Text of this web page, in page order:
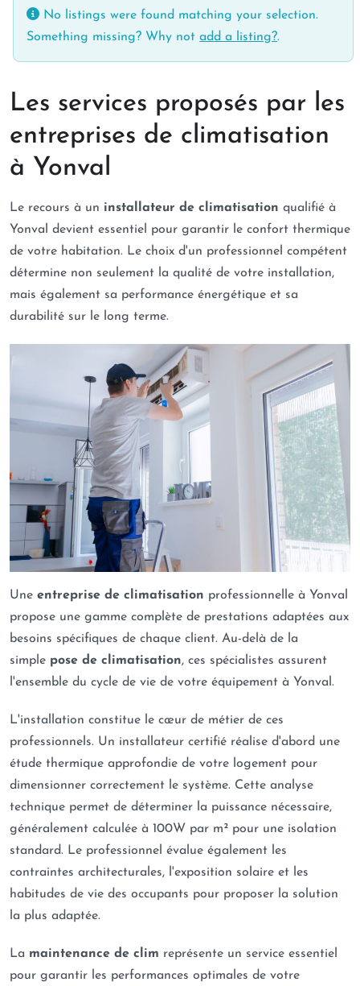
No listings were found matching your selection.
Something missing? Why not add a listing?.
Les services proposés par les
entreprises de climatisation
à Yonval
Le recours à un installateur de climatisation qualifié à
Yonval devient essentiel pour garantir le confort thermique
de votre habitation. Le choix d'un professionnel compétent
détermine non seulement la qualité de votre installation,
mais également sa performance énergétique et sa
durabilité sur le long terme.
Une entreprise de climatisation professionnelle à Yonval
propose une gamme complète de prestations adaptées aux
besoins spécifiques de chaque client. Au-delà de la
simple pose de climatisation, ces spécialistes assurent
l'ensemble du cycle de vie de votre équipement à Yonval.
L'installation constitue le cœur de métier de ces
professionnels. Un installateur certifié réalise d'abord une
étude thermique approfondie de votre logement pour
dimensionner correctement le système. Cette analyse
technique permet de déterminer la puissance nécessaire,
généralement calculée à 100W par m² pour une isolation
standard. Le professionnel évalue également les
contraintes architecturales, l'exposition solaire et les
habitudes de vie des occupants pour proposer la solution
la plus adaptée.
La maintenance de clim représente un service essentiel
pour garantir les performances optimales de votre